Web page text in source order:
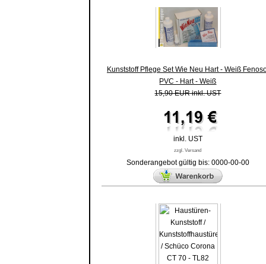
Kunststoff Pflege Set Wie Neu Hart - Weiß
PVC - Hart - Weiß
15,90 EUR inkl. UST
inkl. UST
zzgl. Versand
Sonderangebot gültig bis: 0000-00-00